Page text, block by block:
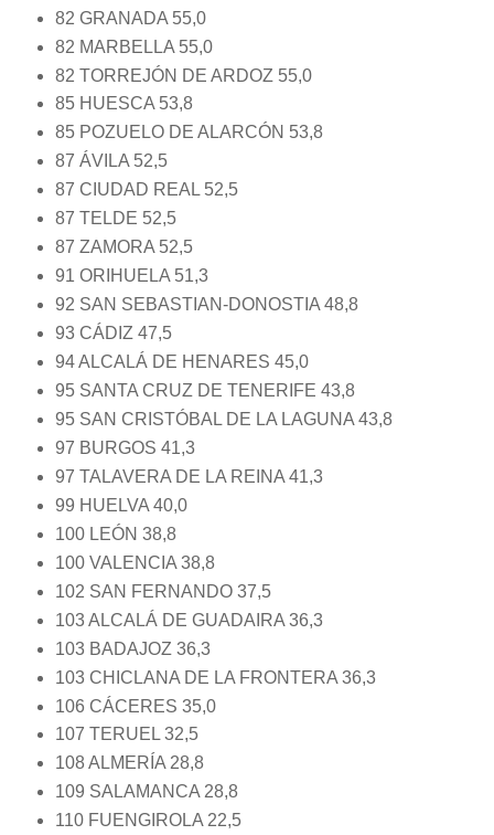
82 GRANADA 55,0
82 MARBELLA 55,0
82 TORREJÓN DE ARDOZ 55,0
85 HUESCA 53,8
85 POZUELO DE ALARCÓN 53,8
87 ÁVILA 52,5
87 CIUDAD REAL 52,5
87 TELDE 52,5
87 ZAMORA 52,5
91 ORIHUELA 51,3
92 SAN SEBASTIAN-DONOSTIA 48,8
93 CÁDIZ 47,5
94 ALCALÁ DE HENARES 45,0
95 SANTA CRUZ DE TENERIFE 43,8
95 SAN CRISTÓBAL DE LA LAGUNA 43,8
97 BURGOS 41,3
97 TALAVERA DE LA REINA 41,3
99 HUELVA 40,0
100 LEÓN 38,8
100 VALENCIA 38,8
102 SAN FERNANDO 37,5
103 ALCALÁ DE GUADAIRA 36,3
103 BADAJOZ 36,3
103 CHICLANA DE LA FRONTERA 36,3
106 CÁCERES 35,0
107 TERUEL 32,5
108 ALMERÍA 28,8
109 SALAMANCA 28,8
110 FUENGIROLA 22,5